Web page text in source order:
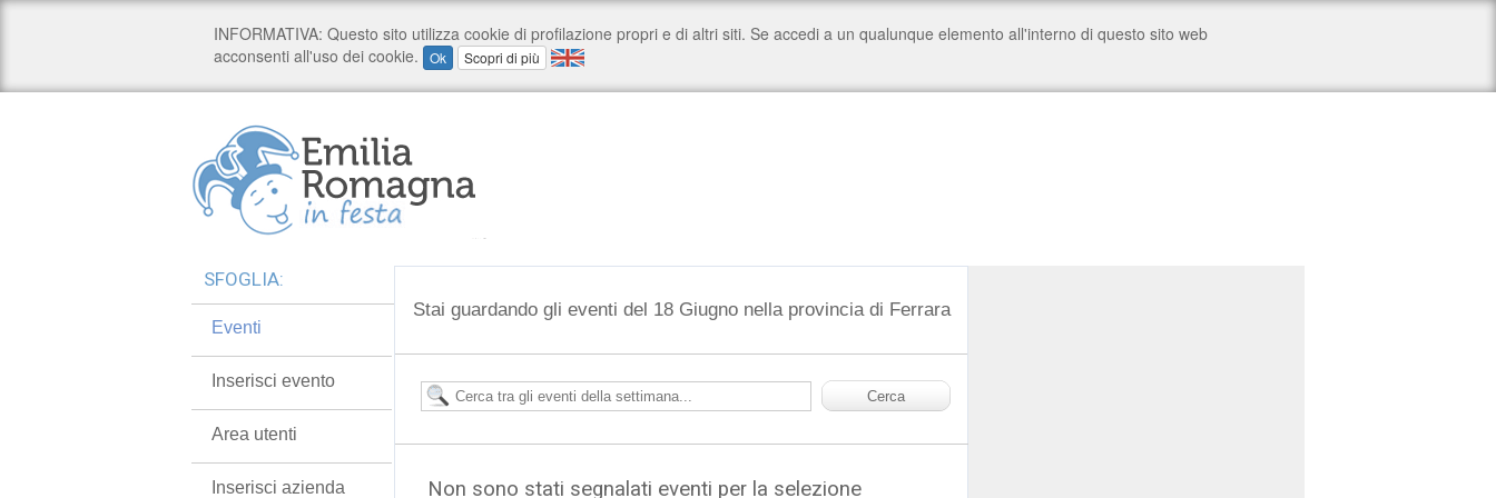
Stai guardando gli eventi del 18 Giugno nella provincia di Ferrara
Non sono stati segnalati eventi per la selezione
SFOGLIA:
Eventi
Inserisci evento
Area utenti
Inserisci azienda